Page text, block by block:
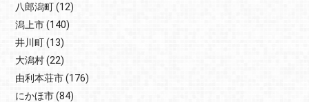
八郎潟町(12)
潟上市(140)
井川町(13)
大潟村(22)
由利本荘市(176)
にかほ市(84)